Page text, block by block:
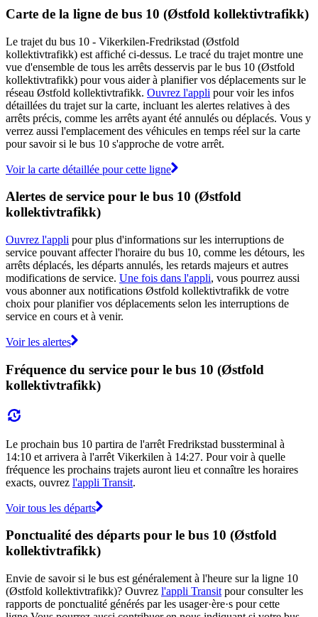
Carte de la ligne de bus 10 (Østfold kollektivtrafikk)
Le trajet du bus 10 - Vikerkilen-Fredrikstad (Østfold
kollektivtrafikk) est affiché ci-dessus. Le tracé du trajet montre une
vue d'ensemble de tous les arrêts desservis par le bus 10 (Østfold
kollektivtrafikk) pour vous aider à planifier vos déplacements sur le
réseau Østfold kollektivtrafikk. Ouvrez l'appli pour voir les infos
détaillées du trajet sur la carte, incluant les alertes relatives à des
arrêts précis, comme les arrêts ayant été annulés ou déplacés. Vous y
verrez aussi l'emplacement des véhicules en temps réel sur la carte
pour savoir si le bus 10 s'approche de votre arrêt.
Voir la carte détaillée pour cette ligne
Alertes de service pour le bus 10 (Østfold
kollektivtrafikk)
Ouvrez l'appli pour plus d'informations sur les interruptions de
service pouvant affecter l'horaire du bus 10, comme les détours, les
arrêts déplacés, les départs annulés, les retards majeurs et autres
modifications de service. Une fois dans l'appli, vous pourrez aussi
vous abonner aux notifications Østfold kollektivtrafikk de votre
choix pour planifier vos déplacements selon les interruptions de
service en cours et à venir.
Voir les alertes
Fréquence du service pour le bus 10 (Østfold
kollektivtrafikk)
Le prochain bus 10 partira de l'arrêt Fredrikstad bussterminal à
14:10 et arrivera à l'arrêt Vikerkilen à 14:27. Pour voir à quelle
fréquence les prochains trajets auront lieu et connaître les horaires
exacts, ouvrez l'appli Transit.
Voir tous les départs
Ponctualité des départs pour le bus 10 (Østfold
kollektivtrafikk)
Envie de savoir si le bus est généralement à l'heure sur la ligne 10
(Østfold kollektivtrafikk)? Ouvrez l'appli Transit pour consulter les
rapports de ponctualité générés par les usager·ère·s pour cette